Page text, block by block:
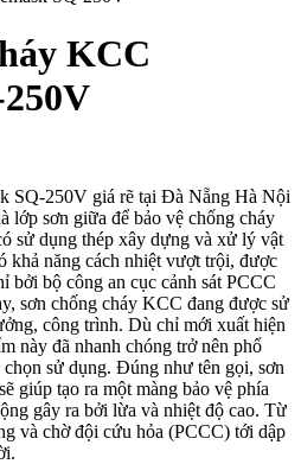
KCC
SQ-250V giá rẽ tại Đà Nẵng Hà Nội
lớp sơn giữa để bảo vệ chống cháy
sử dụng thép xây dựng và xử lý vật
khả năng cách nhiệt vượt trội, được
bởi bộ công an cục cảnh sát PCCC
sơn chống cháy KCC đang được sử
công trình. Dù chỉ mới xuất hiện
này đã nhanh chóng trở nên phổ
sử dụng. Đúng như tên gọi, sơn
giúp tạo ra một màng bảo vệ phía
gây ra bởi lừa và nhiệt độ cao. Từ
và chờ đội cứu hỏa (PCCC) tới dập